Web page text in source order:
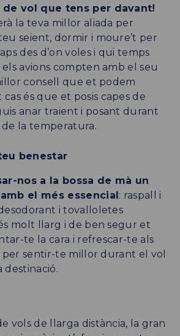
vol que tens per davant!
la teva millor aliada per
seient, dormir i moure’t per
des d’on voles i qui temps
avions compten amb el seu
consell que et podem
és que et posis capes de
anar traient i posant durant
la temperatura.
benestar
nos a la bossa de mà un
el més essencial: raspall i
i tovalloletes
molt llarg i de ben segur et
te la cara i refrescar-te als
per sentir-te millor durant el vol
destinació.
vols de llarga distància, la gran